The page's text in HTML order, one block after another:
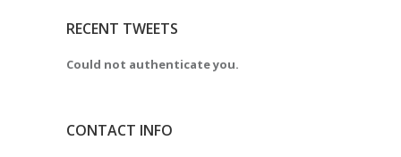
RECENT TWEETS
Could not authenticate you.
CONTACT INFO